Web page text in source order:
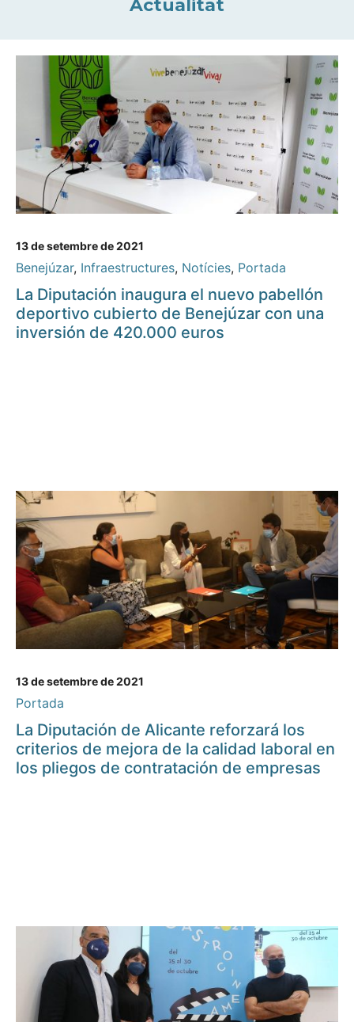
Actualitat
13 de setembre de 2021
Benejúzar, Infraestructures, Notícies, Portada
La Diputación inaugura el nuevo pabellón
deportivo cubierto de Benejúzar con una
inversión de 420.000 euros
13 de setembre de 2021
Portada
La Diputación de Alicante reforzará los
criterios de mejora de la calidad laboral en
los pliegos de contratación de empresas